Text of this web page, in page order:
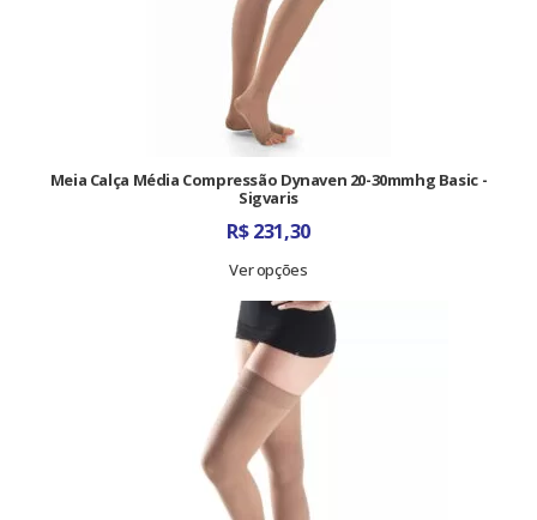
Meia Calça Média Compressão Dynaven 20-30mmhg Basic -
Sigvaris
R$231,30
Ver opções